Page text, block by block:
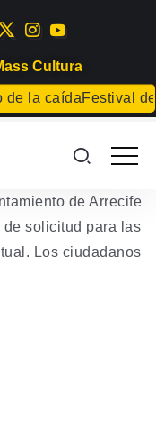
Cultura
la caídaFestival de
en
de Arrecife
solicitud para las
Los ciudadanos